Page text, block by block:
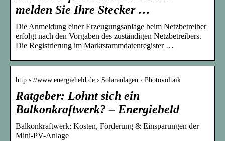
melden Sie Ihre Stecker …
Die Anmeldung einer Erzeugungsanlage beim Netzbetreiber
erfolgt nach den Vorgaben des zuständigen Netzbetreibers.
Die Registrierung im Marktstammdatenregister …
http s://www.energieheld.de › Solaranlagen › Photovoltaik
Ratgeber: Lohnt sich ein
Balkonkraftwerk? – Energieheld
Balkonkraftwerk: Kosten, Förderung & Einsparungen der
Mini-PV-Anlage